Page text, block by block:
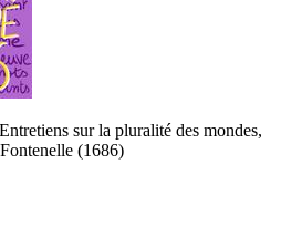
sur la pluralité des mondes,
(1686)